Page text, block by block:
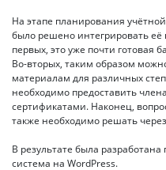
На этапе планирования
было решено интегрировать её
первых, это уже почти готовая
Во-вторых, таким образом
материалам для различных
необходимо предоставить
сертификатами. Наконец,
также необходимо решать
В результате была
система на WordPress.